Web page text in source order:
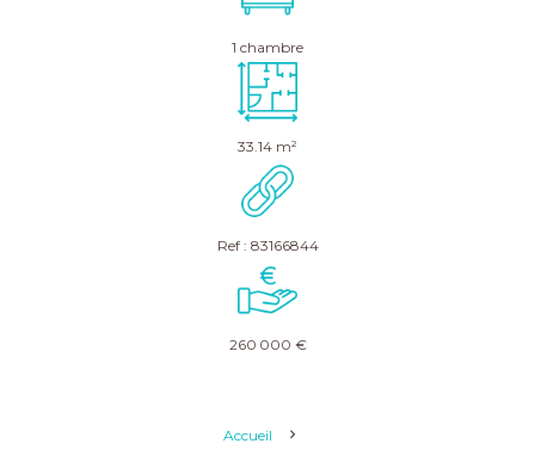
1 chambre
33.14 m²
Ref : 83166844
260 000 €
Accueil